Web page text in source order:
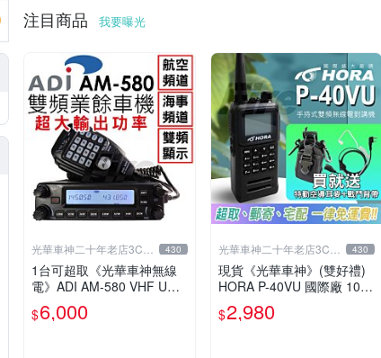
注目商品 我要曝光
光華車神二十年老店3C賣
場
430
1台可超取《光華車神無線
電》ADI AM-580 VHF UHF
雙頻車機~雙顯雙收 內建航
海頻道 AM580
$6,000
光華車神二十年老店3C賣
場
430
現貨《光華車神》(雙好禮)
HORA P-40VU 國際廠 10W
大功率 P40VU 防水 雙頻無
線電對講機 G20VU
$2,980